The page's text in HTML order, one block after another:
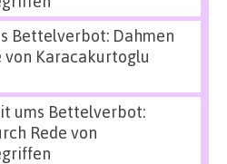
Bettelverbot: Dahmen
von Karacakurtoglu
ums Bettelverbot:
Rede von